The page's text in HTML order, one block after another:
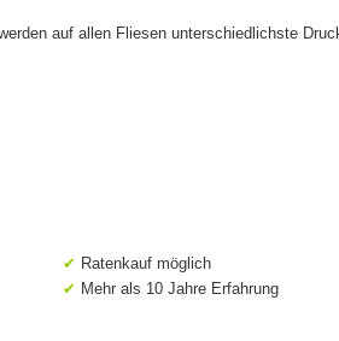
auf allen Fliesen unterschiedlichste
✔ Ratenkauf möglich
✔ Mehr als 10 Jahre Erfahrung